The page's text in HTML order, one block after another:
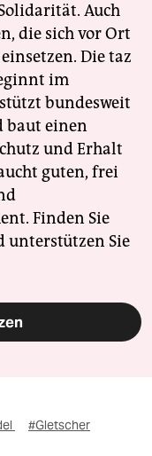
Auch
die sich vor Ort
Die taz
im
bundesweit
baut einen
und Erhalt
guten, frei
Finden Sie
unterstützen Sie
#Gletscher